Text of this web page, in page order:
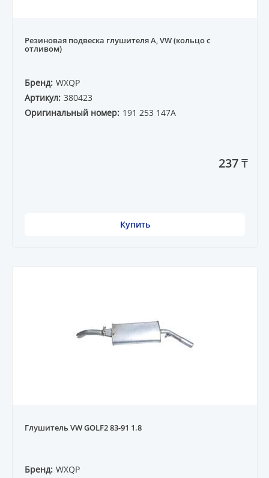
Резиновая подвеска глушителя A, VW (кольцо с
отливом)
Бренд: WXQP
Артикул: 380423
Оригинальный номер: 191 253 147A
237 ₸
Купить
Глушитель VW GOLF2 83-91 1.8
Бренд: WXQP